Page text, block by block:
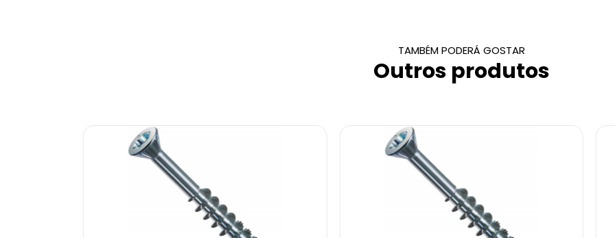
TAMBÉM PODERÁ GOSTAR
Outros produtos